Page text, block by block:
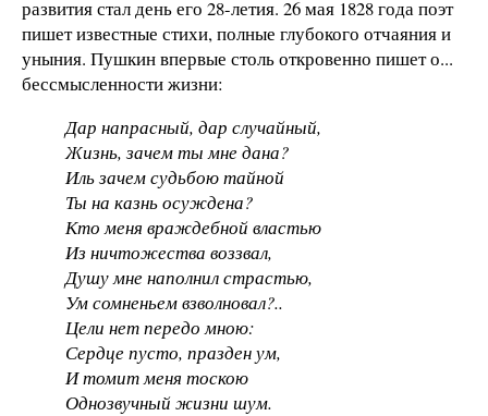
развития стал день его 28-летия. 26 мая 1828 года поэт
пишет известные стихи, полные глубокого отчаяния и
уныния. Пушкин впервые столь откровенно пишет о...
бессмысленности жизни:
Дар напрасный, дар случайный,
Жизнь, зачем ты мне дана?
Иль зачем судьбою тайной
Ты на казнь осуждена?
Кто меня враждебной властью
Из ничтожества воззвал,
Душу мне наполнил страстью,
Ум сомненьем взволновал?..
Цели нет передо мною:
Сердце пусто, празден ум,
И томит меня тоскою
Однозвучный жизни шум.